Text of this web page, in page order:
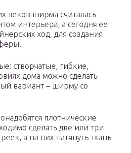
веков ширма считалась
интерьера, а сегодня ее
ход, для создания
створчатые, гибкие,
дома можно сделать
вариант – ширму со
плотнические
сделать две или три
а на них натянуть ткань